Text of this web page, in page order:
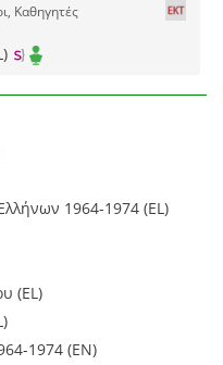
Καθηγητές
1964-1974 (EL)
(EL)
1974 (EN)